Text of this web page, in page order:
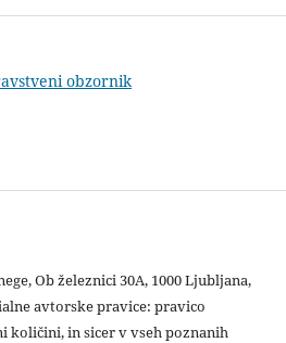
obzornik
Ob železnici 30A, 1000 Ljubljana,
avtorske pravice: pravico
količini, in sicer v vseh poznanih